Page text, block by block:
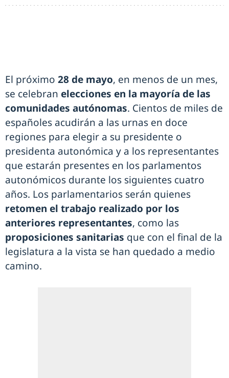
El próximo 28 de mayo, en menos de un mes,
se celebran elecciones en la mayoría de las
comunidades autónomas. Cientos de miles de
españoles acudirán a las urnas en doce
regiones para elegir a su presidente o
presidenta autonómica y a los representantes
que estarán presentes en los parlamentos
autonómicos durante los siguientes cuatro
años. Los parlamentarios serán quienes
retomen el trabajo realizado por los
anteriores representantes, como las
proposiciones sanitarias que con el final de la
legislatura a la vista se han quedado a medio
camino.